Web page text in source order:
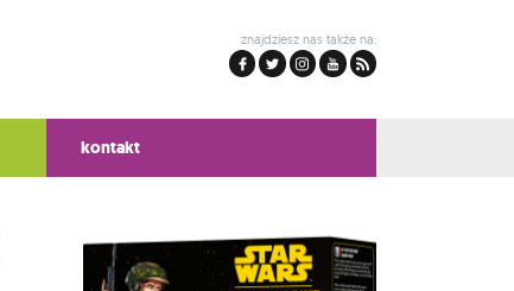
znajdziesz nas także na:
kontakt